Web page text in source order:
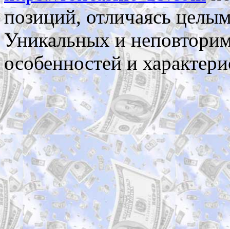
позиций, отличаясь
Уникальных и
особенностей и